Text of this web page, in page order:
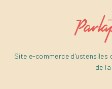
Site e-commerce d'ustensiles
de